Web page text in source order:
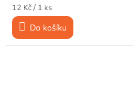
Měrná
cena:
12 Kč / 1 ks
Do košíku